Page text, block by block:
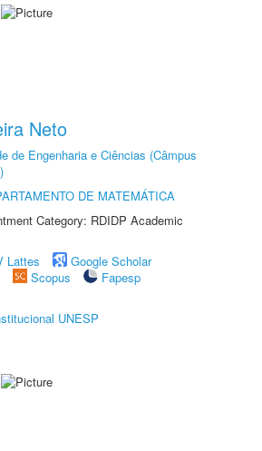
Neto
de Engenharia e Ciências (Câmpus
DE MATEMÁTICA
Category: RDIDP Academic
Lattes
Google Scholar
Scopus
Fapesp
UNESP